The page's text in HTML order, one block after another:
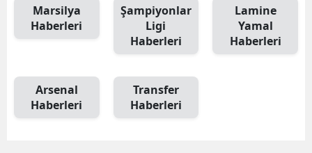
Marsilya
Haberleri
Şampiyonlar
Ligi
Haberleri
Lamine
Yamal
Haberleri
Arsenal
Haberleri
Transfer
Haberleri